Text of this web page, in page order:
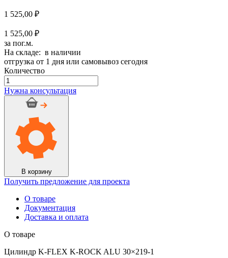
1 525,00 ₽
1 525,00 ₽
за пог.м.
На складе: в наличии
отгрузка от 1 дня или самовывоз сегодня
Количество
Количество
товара
Цилиндр
ROCK
ALU
30x219-
Нужна консультация
В корзину
Получить предложение для проекта
О товаре
Документация
Доставка и оплата
О товаре
Цилиндр K-FLEX K-ROCK ALU 30×219-1